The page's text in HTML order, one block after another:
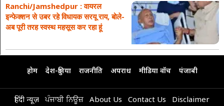
Ranchi/Jamshedpur : वायरल
इन्फेक्शन से उबर रहे विधायक सरयू राय, बोले-
अब पूरी तरह स्वस्थ महसूस कर रहा हूं
होम देश-दुनिया राजनीति अपराध मीडिया वॉच पंजाबी
हिंदी न्यूज़ ਪੰਜਾਬੀ ਨਿਊਜ਼ About Us Contact Us
Disclaimer